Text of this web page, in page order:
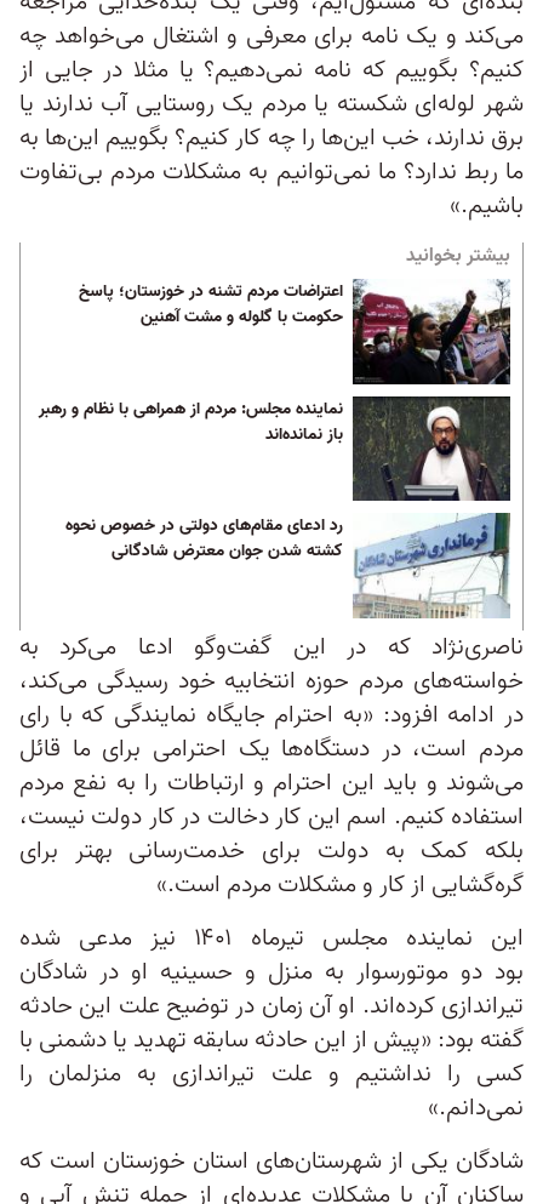
می‌کند و یک نامه برای معرفی و اشتغال می‌خواهد چه
کنیم؟ بگوییم که نامه نمی‌دهیم؟ یا مثلا در جایی از
شهر لوله‌ای شکسته یا مردم یک روستایی آب ندارند یا
برق ندارند، خب این‌ها را چه کار کنیم؟ بگوییم این‌ها به
ما ربط ندارد؟ ما نمی‌توانیم به مشکلات مردم بی‌تفاوت
باشیم.»
بیشتر بخوانید
اعتراضات مردم تشنه در خوزستان؛ پاسخ
حکومت با گلوله و مشت آهنین
نماینده مجلس: مردم از همراهی با نظام و رهبر
باز نمانده‌اند
رد ادعای مقام‌های دولتی در خصوص نحوه
کشته شدن جوان معترض شادگانی
ناصری‌نژاد که در این گفت‌وگو ادعا می‌کرد به
خواسته‌های مردم حوزه انتخابیه خود رسیدگی می‌کند،
در ادامه افزود: «به احترام جایگاه نمایندگی که با رای
مردم است، در دستگاه‌ها یک احترامی برای ما قائل
می‌شوند و باید این احترام و ارتباطات را به نفع مردم
استفاده کنیم. اسم این کار دخالت در کار دولت نیست،
بلکه کمک به دولت برای خدمت‌رسانی بهتر برای
گره‌گشایی از کار و مشکلات مردم است.»
این نماینده مجلس تیرماه ۱۴۰۱ نیز مدعی شده
بود دو موتورسوار به منزل و حسینیه او در شادگان
تیراندازی کرده‌اند. او آن زمان در توضیح علت این حادثه
گفته بود: «پیش از این حادثه سابقه تهدید یا دشمنی با
کسی را نداشتیم و علت تیراندازی به منزلمان را
نمی‌دانم.»
شادگان یکی از شهرستان‌های استان خوزستان است که
ساکنان آن با مشکلات عدیده‌ای از جمله تنش آبی و